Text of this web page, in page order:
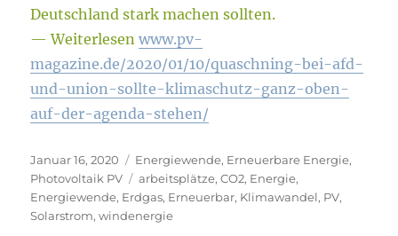
Deutschland stark machen sollten.
— Weiterlesenwww.pv-
magazine.de/2020/01/10/quaschning-bei-afd-
und-union-sollte-klimaschutz-ganz-oben-
auf-der-agenda-stehen/
Veröffentlicht
am
Januar 16, 2020 Kategorien
Energiewende, Erneuerbare Energie,
Photovoltaik PV
Schlagwörter
arbeitsplätze,CO2, Energie,
Energiewende, Erdgas, Erneuerbar, Klimawandel, PV,
Solarstrom,windenergie